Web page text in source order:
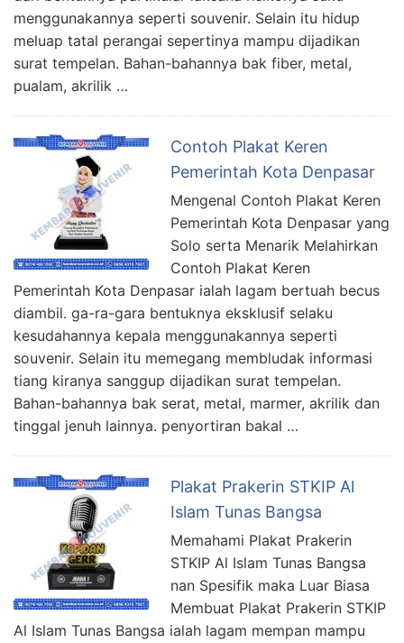
menggunakannya seperti souvenir. Selain itu hidup
meluap tatal perangai sepertinya mampu dijadikan
surat tempelan. Bahan-bahannya bak fiber, metal,
pualam, akrilik …
Contoh Plakat Keren
Pemerintah Kota Denpasar
Mengenal Contoh Plakat Keren
Pemerintah Kota Denpasar yang
Solo serta Menarik Melahirkan
Contoh Plakat Keren
Pemerintah Kota Denpasar ialah lagam bertuah becus
diambil. ga-ra-gara bentuknya eksklusif selaku
kesudahannya kepala menggunakannya seperti
souvenir. Selain itu memegang membludak informasi
tiang kiranya sanggup dijadikan surat tempelan.
Bahan-bahannya bak serat, metal, marmer, akrilik dan
tinggal jenuh lainnya. penyortiran bakal …
Plakat Prakerin STKIP Al
Islam Tunas Bangsa
Memahami Plakat Prakerin
STKIP Al Islam Tunas Bangsa
nan Spesifik maka Luar Biasa
Membuat Plakat Prakerin STKIP
Al Islam Tunas Bangsa ialah lagam mempan mampu